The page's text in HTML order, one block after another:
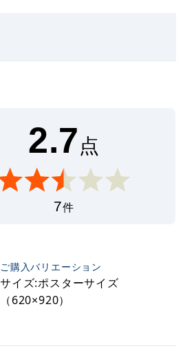
2.7点
7件
ご購入バリエーション
サイズ:ポスターサイズ
（620×920）